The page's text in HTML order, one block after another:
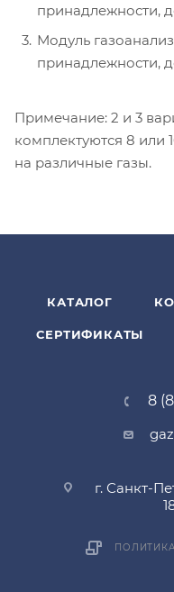
принадлежности,
Модуль
принадлежности,
Примечание: 2 и 3
комплектуются 8 или
на различные газы.
КАТАЛОГ
СЕРТИФИКАТЫ
8
г. Санкт-